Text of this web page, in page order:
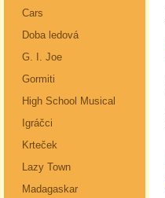
Cars
Doba ledová
G. I. Joe
Gormiti
High School Musical
Igráčci
Krteček
Lazy Town
Madagaskar